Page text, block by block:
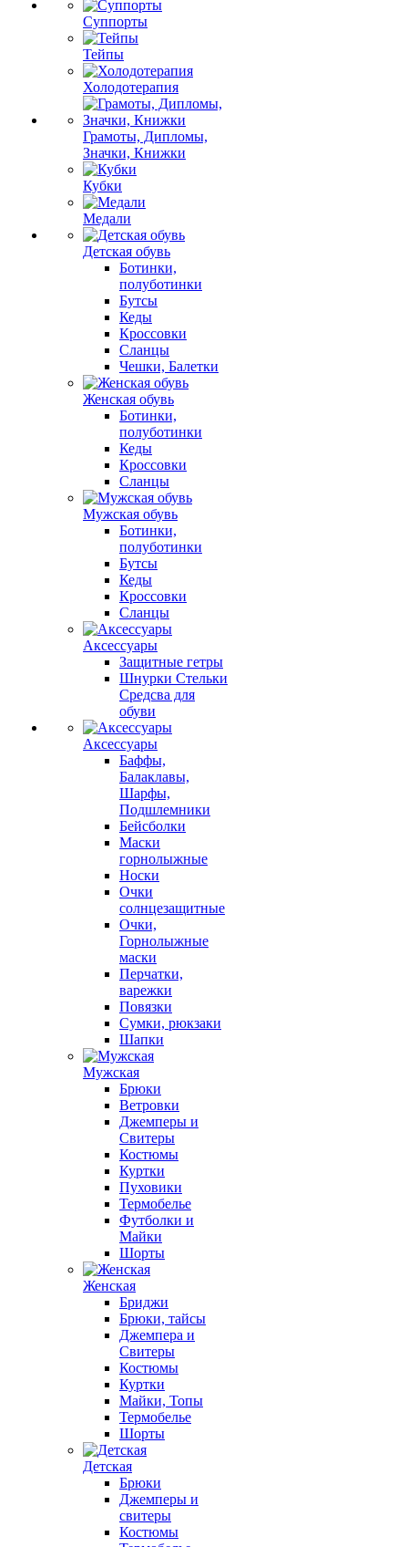
Суппорты
Тейпы
Холодотерапия
Грамоты, Дипломы,
Значки, Книжки
Кубки
Медали
Детская обувь
Ботинки,
полуботинки
Бутсы
Кеды
Кроссовки
Сланцы
Чешки, Балетки
Женская обувь
Ботинки,
полуботинки
Кеды
Кроссовки
Сланцы
Мужская обувь
Ботинки,
полуботинки
Бутсы
Кеды
Кроссовки
Сланцы
Аксессуары
Защитные гетры
Шнурки Стельки
Средсва для
обуви
Аксессуары
Баффы,
Балаклавы,
Шарфы,
Подшлемники
Бейсболки
Маски
горнолыжные
Носки
Очки
солнцезащитные
Очки,
Горнолыжные
маски
Перчатки,
варежки
Повязки
Сумки, рюкзаки
Шапки
Мужская
Брюки
Ветровки
Джемперы и
Свитеры
Костюмы
Куртки
Пуховики
Термобелье
Футболки и
Майки
Шорты
Женская
Бриджи
Брюки, тайсы
Джемпера и
Свитеры
Костюмы
Куртки
Майки, Топы
Термобелье
Шорты
Детская
Брюки
Джемперы и
свитеры
Костюмы